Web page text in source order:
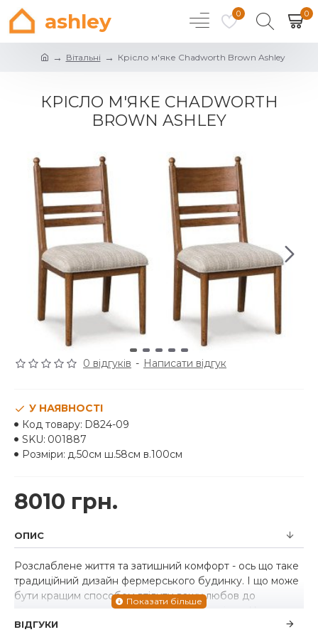
ashley 0 0
Вітальні Крісло м'яке Chadworth Brown Ashley
КРІСЛО М'ЯКЕ CHADWORTH
BROWN ASHLEY
0 відгуків - Написати відгук
8010 грн.
У НАЯВНОСТІ
Код товару: D824-09
SKU: 001887
Розміри: д.50см ш.58см в.100см
ОПИС
Розслаблене життя та затишний комфорт - ось що таке
традиційний дизайн фермерського будинку. І що може
бути кращим способом втілити вашу любов до
сільського стилю кантрі, ніж це обіднє крісло. Це
стилізоване крісло з драбинчастою спинкою, що
ВІДГУКИ